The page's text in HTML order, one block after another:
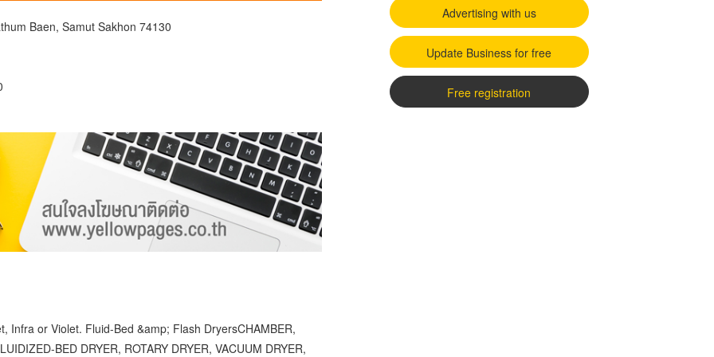
Baen, Samut Sakhon 74130
Infra or Violet. Fluid-Bed &amp; Flash DryersCHAMBER,
BED DRYER, ROTARY DRYER, VACUUM DRYER,
Advertising with us
Update Business for free
Free registration